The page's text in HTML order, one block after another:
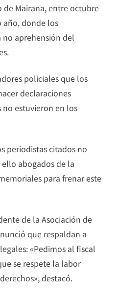
Mairana, entre octubre
año, donde los
aprehensión del
policiales que los
declaraciones
estuvieron en los
periodistas citados no
ello abogados de la
para frenar este
de la Asociación de
que respaldan a
«Pedimos al fiscal
se respete la labor
destacó.